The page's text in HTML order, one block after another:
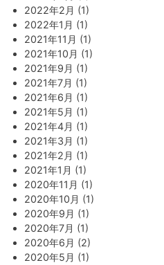
2022年2月 (1)
2022年1月 (1)
2021年11月 (1)
2021年10月 (1)
2021年9月 (1)
2021年7月 (1)
2021年6月 (1)
2021年5月 (1)
2021年4月 (1)
2021年3月 (1)
2021年2月 (1)
2021年1月 (1)
2020年11月 (1)
2020年10月 (1)
2020年9月 (1)
2020年7月 (1)
2020年6月 (2)
2020年5月 (1)